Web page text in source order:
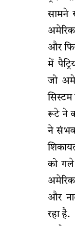
सामने
और
में
जो
सिस्टम
रूटे ने
ने
को गले
और
रहा है.